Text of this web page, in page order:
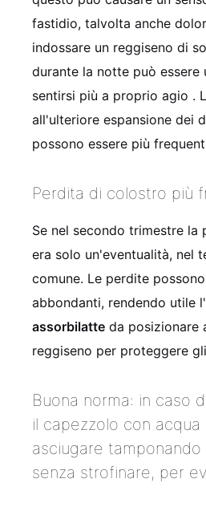
fastidio, talvolta anche
indossare un reggiseno di
durante la notte può essere
sentirsi più a proprio agio .
all'ulteriore espansione dei
possono essere più
Perdita di colostro più
Se nel secondo trimestre
era solo un'eventualità, nel
comune. Le perdite
abbondanti, rendendo utile
assorbilatte da posizionare
reggiseno per proteggere
Buona norma: in caso
il capezzolo con
asciugare
senza strofinare, per